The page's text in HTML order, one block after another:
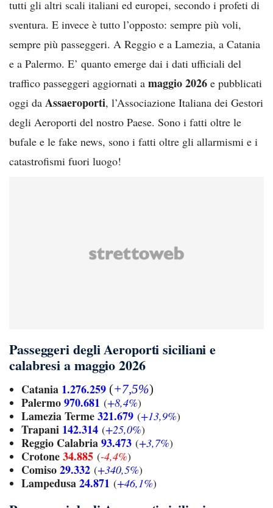
tutti gli altri scali italiani ed europei, secondo i profeti di
sventura. E invece è tutto l’opposto: sempre più voli,
sempre più passeggeri. A Reggio e a Lamezia, a Catania
e a Palermo. E’ quanto emerge dai i dati ufficiali del
traffico passeggeri aggiornati a maggio 2026 e pubblicati
oggi da Assaeroporti, l’Associazione Italiana dei Gestori
degli Aeroporti del nostro Paese. Sono i fatti oltre le
bufale e le fake news, sono i fatti oltre gli allarmismi e i
catastrofismi fuori luogo!
Passeggeri degli Aeroporti siciliani e
calabresi a maggio 2026
Catania 1.276.259 (+7,5%)
Palermo970.681 (+8,4%)
Lamezia Terme321.679 (+13,9%)
Trapani 142.314 (+25,0%)
Reggio Calabria93.473 (+3,7%)
Crotone34.885 (-4,4%)
Comiso29.332 (+340,5%)
Lampedusa24.871 (+46,1%)